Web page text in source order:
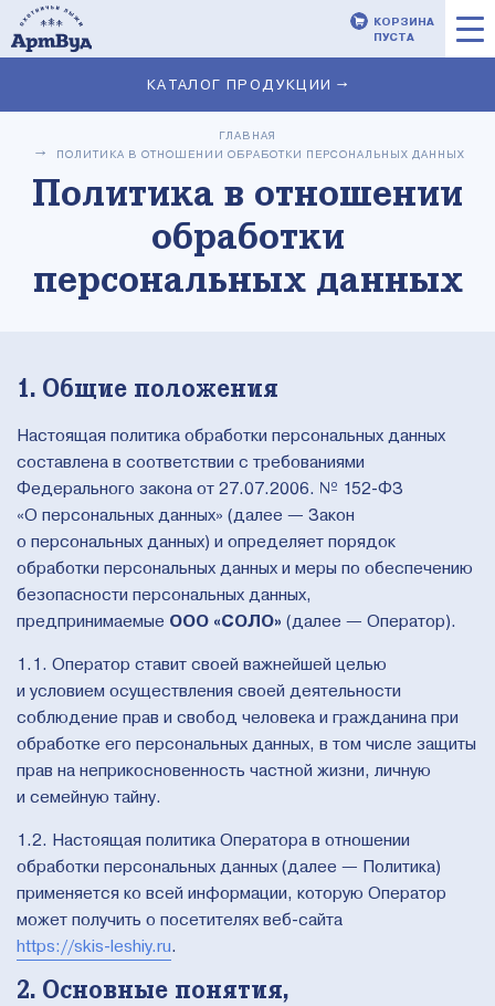
КОРЗИНА
ПУСТА
КАТАЛОГ ПРОДУКЦИИ →
ГЛАВНАЯ
ПОЛИТИКА В ОТНОШЕНИИ ОБРАБОТКИ ПЕРСОНАЛЬНЫХ ДАННЫХ
Политика в отношении
обработки
персональных данных
1. Общие положения
Настоящая политика обработки персональных данных
составлена в соответствии с требованиями
Федерального закона от 27.07.2006. № 152-ФЗ
«О персональных данных» (далее — Закон
о персональных данных) и определяет порядок
обработки персональных данных и меры по обеспечению
безопасности персональных данных,
предпринимаемые ООО «СОЛО» (далее — Оператор).
1.1. Оператор ставит своей важнейшей целью
и условием осуществления своей деятельности
соблюдение прав и свобод человека и гражданина при
обработке его персональных данных, в том числе защиты
прав на неприкосновенность частной жизни, личную
и семейную тайну.
1.2. Настоящая политика Оператора в отношении
обработки персональных данных (далее — Политика)
применяется ко всей информации, которую Оператор
может получить о посетителях веб-сайта
https://skis-leshiy.ru.
2. Основные понятия,